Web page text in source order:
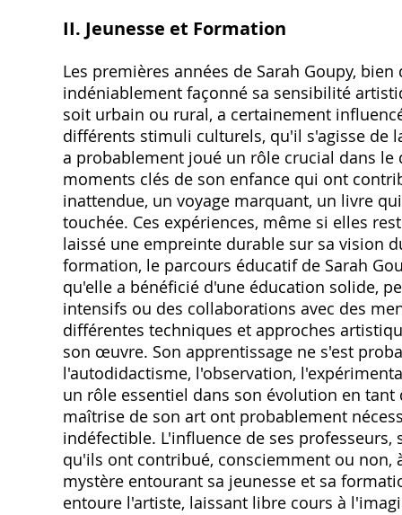
II. Jeunesse et Formation
Les premières années de Sarah Goupy‚
indéniablement façonné sa sensibilité
soit urbain ou rural‚ a certainement
différents stimuli culturels‚ qu'il s'agisse de
a probablement joué un rôle crucial dans
moments clés de son enfance qui ont
inattendue‚ un voyage marquant‚ un livre
touchée. Ces expériences‚ même si elles
laissé une empreinte durable sur sa vision
formation‚ le parcours éducatif de Sarah
qu'elle a bénéficié d'une éducation solide‚
intensifs ou des collaborations avec des
différentes techniques et approches
son œuvre. Son apprentissage ne s'est
l'autodidactisme‚ l'observation‚
un rôle essentiel dans son évolution en
maîtrise de son art ont probablement
indéfectible. L'influence de ses
qu'ils ont contribué‚ consciemment ou
mystère entourant sa jeunesse et sa
entoure l'artiste‚ laissant libre cours à